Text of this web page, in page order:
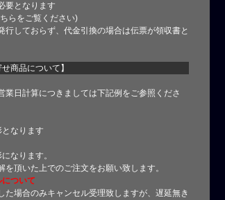
要となります
ら をご覧ください)
行しておらず、代金引換の場合は伝票が領収書と
商品について】
業日計算につきましては下記例をご参照くださ
なります
なります。
頂いた上でのご注文をお願い致します。
ついて
た場合のみキャンセル受理致しますが、遅延無き